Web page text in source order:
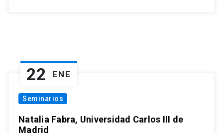
22 ENE
Seminarios
Natalia Fabra, Universidad Carlos III de
Madrid